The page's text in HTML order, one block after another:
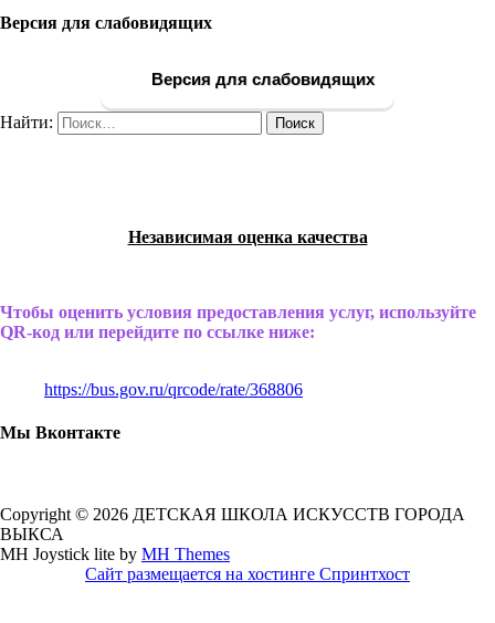
Версия для слабовидящих
Версия для слабовидящих
Найти:
Независимая оценка качества
Чтобы оценить условия предоставления услуг, используйте
QR-код или перейдите по ссылке ниже:
https://bus.gov.ru/qrcode/rate/368806
Мы Вконтакте
Copyright © 2026 ДЕТСКАЯ ШКОЛА ИСКУССТВ ГОРОДА
ВЫКСА
MH Joystick lite by MH Themes
Сайт размещается на хостинге Спринтхост